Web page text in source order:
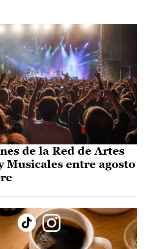
de la Red de Artes
Musicales entre agosto